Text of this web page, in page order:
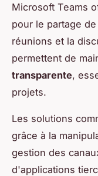
Microsoft Teams
pour le partage
réunions et la
permettent de
transparente,
projets.
Les solutions
grâce à la
gestion des
d'applications